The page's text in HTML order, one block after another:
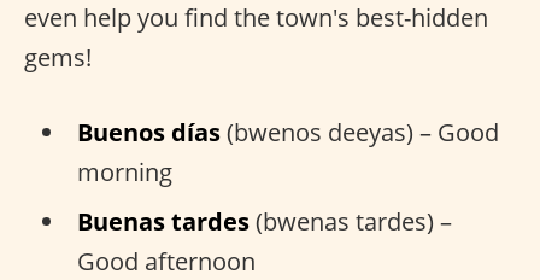
even help you find the town's best-hidden
gems!
Buenos días(bwenos deeyas) – Good
morning
Buenas tardes(bwenas tardes) –
Good afternoon